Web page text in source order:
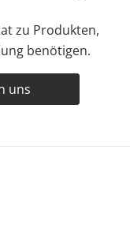
zu Produkten,
benötigen.
uns